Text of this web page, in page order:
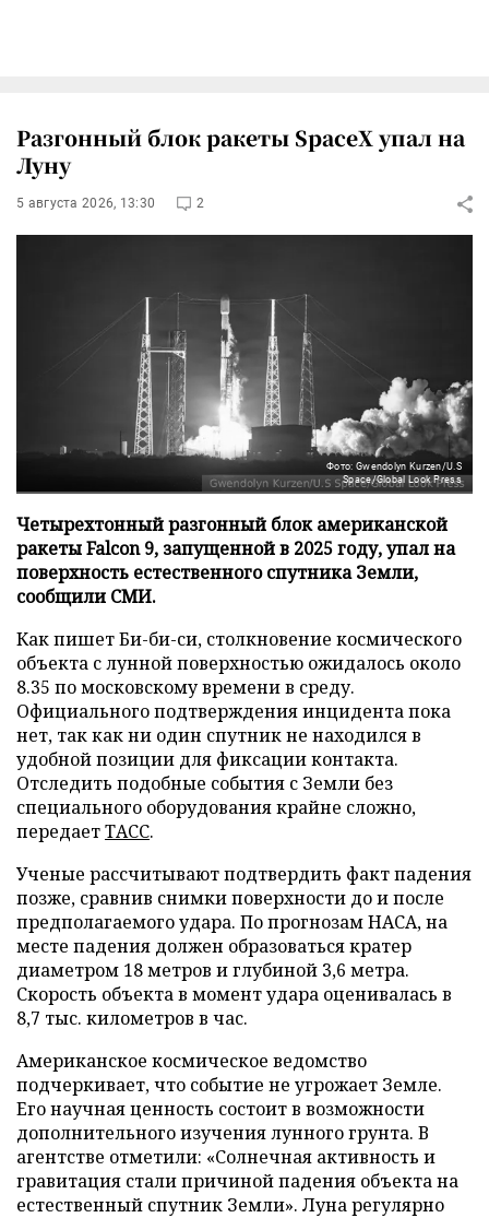
Разгонный блок ракеты SpaceX упал на
Луну
5 августа 2026, 13:30 2
Фото: Gwendolyn Kurzen/U.S
Space/Global Look Press
Четырехтонный разгонный блок американской
ракеты Falcon 9, запущенной в 2025 году, упал на
поверхность естественного спутника Земли,
сообщили СМИ.
Как пишет Би-би-си, столкновение космического
объекта с лунной поверхностью ожидалось около
8.35 по московскому времени в среду.
Официального подтверждения инцидента пока
нет, так как ни один спутник не находился в
удобной позиции для фиксации контакта.
Отследить подобные события с Земли без
специального оборудования крайне сложно,
передаетТАСС.
Ученые рассчитывают подтвердить факт падения
позже, сравнив снимки поверхности до и после
предполагаемого удара. По прогнозам НАСА, на
месте падения должен образоваться кратер
диаметром 18 метров и глубиной 3,6 метра.
Скорость объекта в момент удара оценивалась в
8,7 тыс. километров в час.
Американское космическое ведомство
подчеркивает, что событие не угрожает Земле.
Его научная ценность состоит в возможности
дополнительного изучения лунного грунта. В
агентстве отметили: «Солнечная активность и
гравитация стали причиной падения объекта на
естественный спутник Земли». Луна регулярно